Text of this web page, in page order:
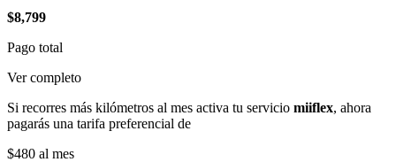
$8,799
Pago total
Ver completo
Si recorres más kilómetros al mes activa tu servicio miiflex, ahora
pagarás una tarifa preferencial de
$480 al mes